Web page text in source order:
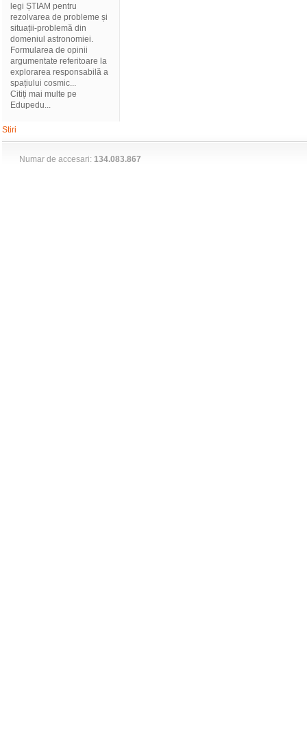
legi ȘTIAM pentru
rezolvarea de probleme și
situații-problemă din
domeniul astronomiei.
Formularea de opinii
argumentate referitoare la
explorarea responsabilă a
spațiului cosmic...
Citiți mai multe pe
Edupedu...
Stiri
Numar de accesari: 134.083.867